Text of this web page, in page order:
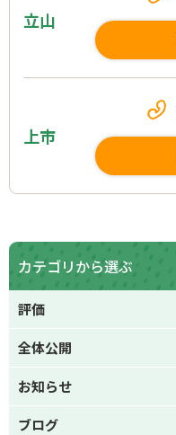
立山
上市
カテゴリから選ぶ
評価
全体公開
お知らせ
ブログ